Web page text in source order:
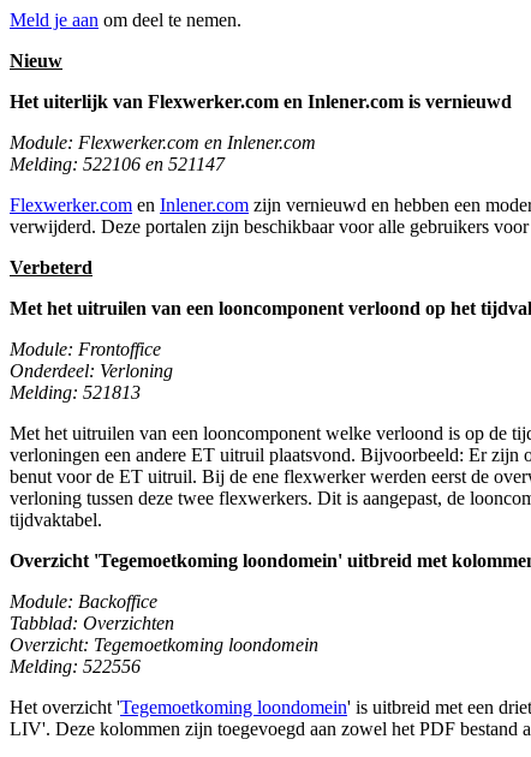
Meld je aan om deel te nemen.
Nieuw
Het uiterlijk van Flexwerker.com en Inlener.com is vernieuwd
Module: Flexwerker.com en Inlener.com
Melding: 522106 en 521147
Flexwerker.com en Inlener.com zijn vernieuwd en hebben een
verwijderd. Deze portalen zijn beschikbaar voor alle gebruikers
Verbeterd
Met het uitruilen van een looncomponent verloond op het
Module: Frontoffice
Onderdeel: Verloning
Melding: 521813
Met het uitruilen van een looncomponent welke verloond is op de
verloningen een andere ET uitruil plaatsvond. Bijvoorbeeld: Er zijn
benut voor de ET uitruil. Bij de ene flexwerker werden eerst de
verloning tussen deze twee flexwerkers. Dit is aangepast, de
tijdvaktabel.
Overzicht 'Tegemoetkoming loondomein' uitbreid met
Module: Backoffice
Tabblad: Overzichten
Overzicht: Tegemoetkoming loondomein
Melding: 522556
Het overzicht 'Tegemoetkoming loondomein' is uitbreid met een
LIV'. Deze kolommen zijn toegevoegd aan zowel het PDF bestand